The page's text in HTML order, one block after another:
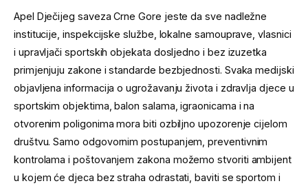
Apel Dječijeg saveza Crne Gore jeste da sve nadležne
institucije, inspekcijske službe, lokalne samouprave, vlasnici
i upravljači sportskih objekata dosljedno i bez izuzetka
primjenjuju zakone i standarde bezbjednosti. Svaka medijski
objavljena informacija o ugrožavanju života i zdravlja djece u
sportskim objektima, balon salama, igraonicama i na
otvorenim poligonima mora biti ozbiljno upozorenje cijelom
društvu. Samo odgovornim postupanjem, preventivnim
kontrolama i poštovanjem zakona možemo stvoriti ambijent
u kojem će djeca bez straha odrastati, baviti se sportom i